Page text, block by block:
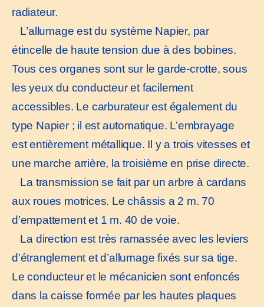
radiateur.
L’allumage est du système Napier, par
étincelle de haute tension due à des bobines.
Tous ces organes sont sur le garde-crotte, sous
les yeux du conducteur et facilement
accessibles. Le carburateur est également du
type Napier ; il est automatique. L’embrayage
est entièrement métallique. Il y a trois vitesses et
une marche arrière, la troisième en prise directe.
La transmission se fait par un arbre à cardans
aux roues motrices. Le châssis a 2 m. 70
d’empattement et 1 m. 40 de voie.
La direction est très ramassée avec les leviers
d’étranglement et d’allumage fixés sur sa tige.
Le conducteur et le mécanicien sont enfoncés
dans la caisse formée par les hautes plaques